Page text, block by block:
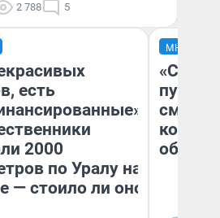
2 788 5
есть
2000
по Уралу на
— стоило ли оно
МНЕНИЕ